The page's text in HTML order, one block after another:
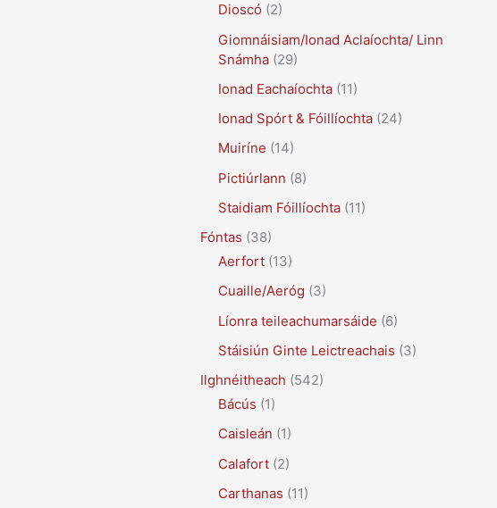
Dioscó (2)
Giomnáisiam/Ionad Aclaíochta/ Linn
Snámha (29)
Ionad Eachaíochta (11)
Ionad Spórt & Fóillíochta (24)
Muiríne (14)
Pictiúrlann (8)
Staidiam Fóillíochta (11)
Fóntas (38)
Aerfort (13)
Cuaille/Aeróg (3)
Líonra teileachumarsáide (6)
Stáisiún Ginte Leictreachais (3)
Ilghnéitheach (542)
Bácús (1)
Caisleán (1)
Calafort (2)
Carthanas (11)